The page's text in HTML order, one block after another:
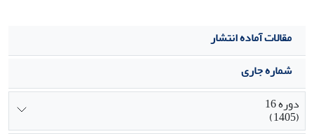
مقالات آماده انتشار
شماره جاری
دوره 16
(1405)